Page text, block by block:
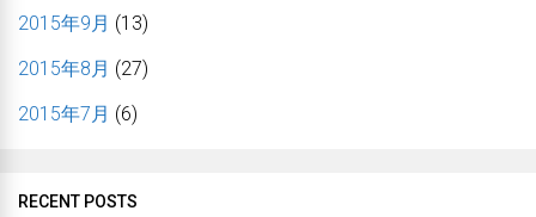
2015年9月 (13)
2015年8月 (27)
2015年7月 (6)
RECENT POSTS